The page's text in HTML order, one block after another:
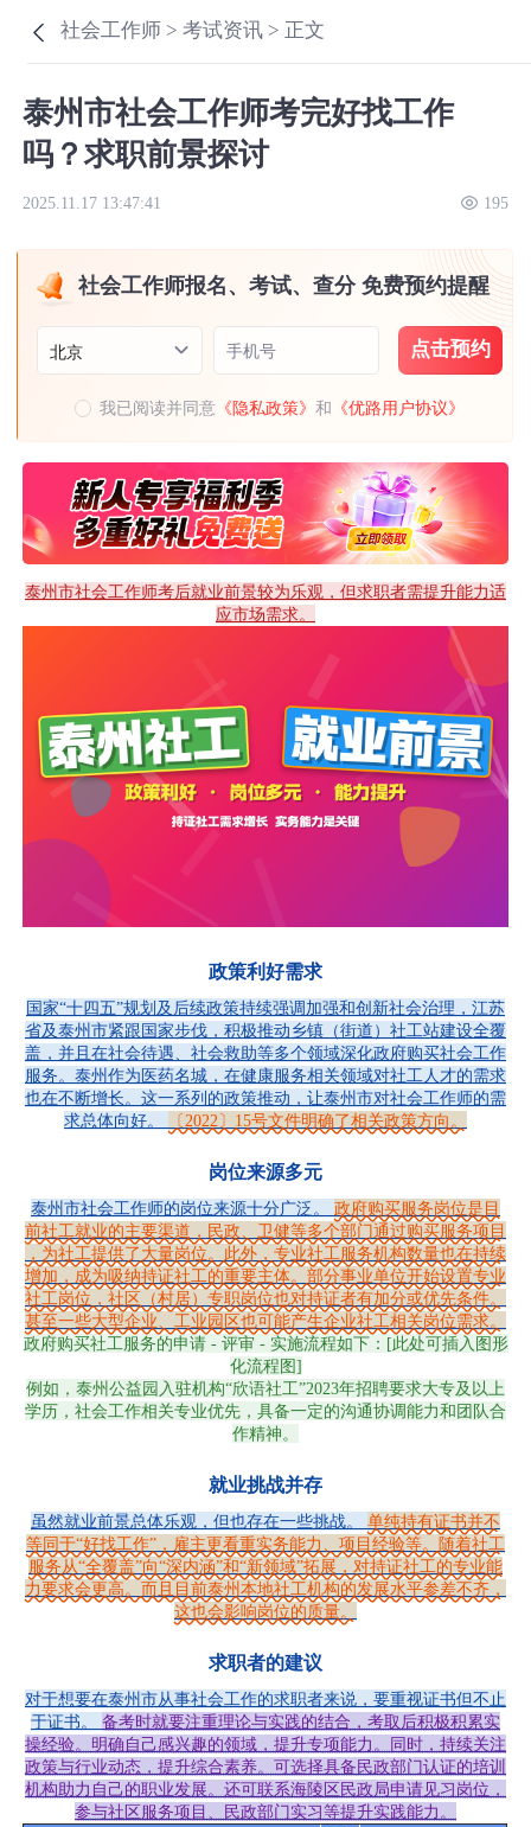
社会工作师 >考试资讯 > 正文
泰州市社会工作师考完好找工作
吗？求职前景探讨
2025.11.17 13:47:41 195
社会工作师报名、考试、查分 免费预约提醒
北京 手机号 点击预约
我已阅读并同意 《隐私政策》和 《优路用户协议》
泰州市社会工作师考后就业前景较为乐观，但求职者需提升能力适
应市场需求。
政策利好需求
国家“十四五”规划及后续政策持续强调加强和创新社会治理，江苏
省及泰州市紧跟国家步伐，积极推动乡镇（街道）社工站建设全覆
盖，并且在社会待遇、社会救助等多个领域深化政府购买社会工作
服务。泰州作为医药名城，在健康服务相关领域对社工人才的需求
也在不断增长。这一系列的政策推动，让泰州市对社会工作师的需
求总体向好。
〔2022〕15号文件明确了相关政策方向。
岗位来源多元
泰州市社会工作师的岗位来源十分广泛。 政府购买服务岗位是目
前社工就业的主要渠道，民政、卫健等多个部门通过购买服务项目
，为社工提供了大量岗位。此外，专业社工服务机构数量也在持续
增加，成为吸纳持证社工的重要主体。部分事业单位开始设置专业
社工岗位，社区（村居）专职岗位也对持证者有加分或优先条件。
甚至一些大型企业、工业园区也可能产生企业社工相关岗位需求。
政府购买社工服务的申请 - 评审 - 实施流程如下：[此处可插入图形
化流程图]
例如，泰州公益园入驻机构“欣语社工”2023年招聘要求大专及以上
学历，社会工作相关专业优先，具备一定的沟通协调能力和团队合
作精神。
就业挑战并存
虽然就业前景总体乐观，但也存在一些挑战。 单纯持有证书并不
等同于“好找工作”，雇主更看重实务能力、项目经验等。随着社工
服务从“全覆盖”向“深内涵”和“新领域”拓展，对持证社工的专业能
力要求会更高。而且目前泰州本地社工机构的发展水平参差不齐，
这也会影响岗位的质量。
求职者的建议
对于想要在泰州市从事社会工作的求职者来说，要重视证书但不止
于证书。 备考时就要注重理论与实践的结合，考取后积极积累实
操经验。明确自己感兴趣的领域，提升专项能力。同时，持续关注
政策与行业动态，提升综合素养。可选择具备民政部门认证的培训
机构助力自己的职业发展。还可联系海陵区民政局申请见习岗位，
参与社区服务项目、民政部门实习等提升实践能力。